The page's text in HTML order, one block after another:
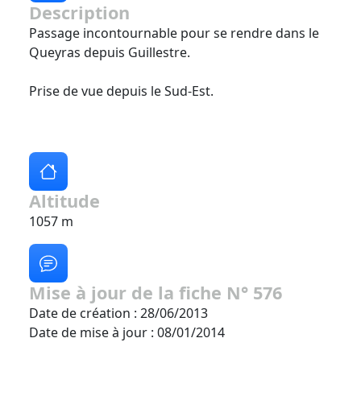
Description
Passage incontournable pour se rendre dans le
Queyras depuis Guillestre.
Prise de vue depuis le Sud-Est.
Altitude
1057 m
Mise à jour de la fiche N° 576
Date de création : 28/06/2013
Date de mise à jour : 08/01/2014